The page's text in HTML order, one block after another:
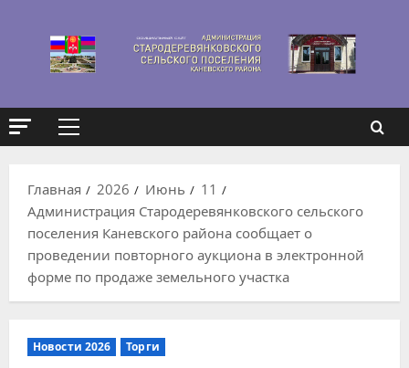
содержимому
Основное
Главная
2026 Июнь
11
Администрация Стародеревянковского сельского
поселения Каневского района сообщает о
проведении повторного аукциона в электронной
форме по продаже земельного участка
Новости 2026 Торги